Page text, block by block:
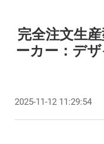
完全注文生
ーカー：デ
2025-11-12 11:29:54